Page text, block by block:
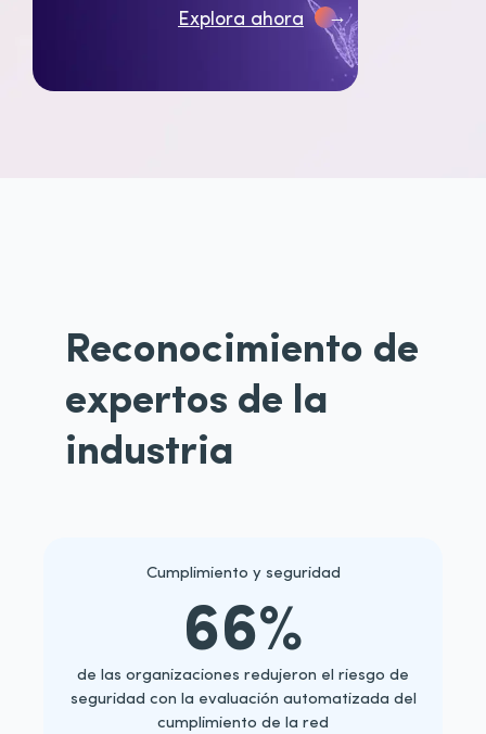
Explora ahora →
Reconocimiento de
expertos de la
industria
Cumplimiento y seguridad
66%
de las organizaciones redujeron el riesgo de
seguridad con la evaluación automatizada del
cumplimiento de la red